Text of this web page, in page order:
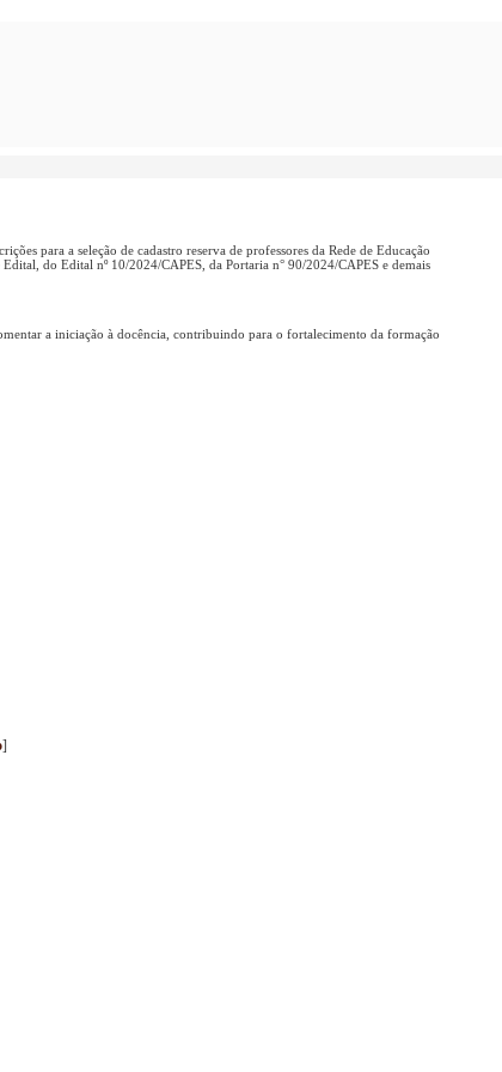
para a seleção de cadastro reserva de professores da Rede de Educação
Edital, do Edital nº 10/2024/CAPES , da Portaria n° 90/2024/CAPES e demais
a iniciação à docência, contribuindo para o fortalecimento da formação
]